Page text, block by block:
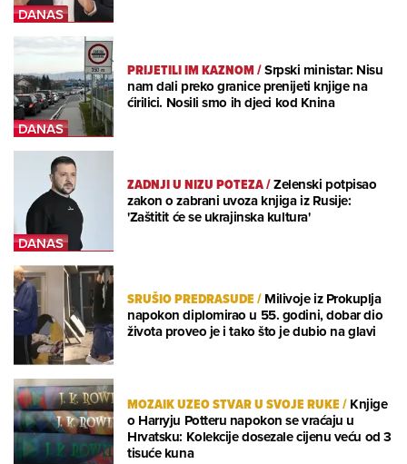
PRIJETILI IM KAZNOM/Srpski ministar: Nisu
nam dali preko granice prenijeti knjige na
ćirilici. Nosili smo ih djeci kod Knina
ZADNJI U NIZU POTEZA/Zelenski potpisao
zakon o zabrani uvoza knjiga iz Rusije:
'Zaštitit će se ukrajinska kultura'
SRUŠIO PREDRASUDE/Milivoje iz Prokuplja
napokon diplomirao u 55. godini, dobar dio
života proveo je i tako što je dubio na glavi
MOZAIK UZEO STVAR U SVOJE RUKE/Knjige
o Harryju Potteru napokon se vraćaju u
Hrvatsku: Kolekcije dosezale cijenu veću od 3
tisuće kuna